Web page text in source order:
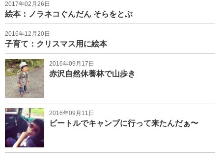
2017年02月26日
絵本：ノラネコぐんだん そらをとぶ
2016年12月20日
子育て：クリスマス用に絵本
2016年09月17日
赤沢自然休養林で山歩き
2016年09月11日
ビートルでキャンプに行って来たんだぁ〜